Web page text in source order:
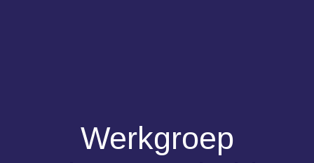
Werkgroep